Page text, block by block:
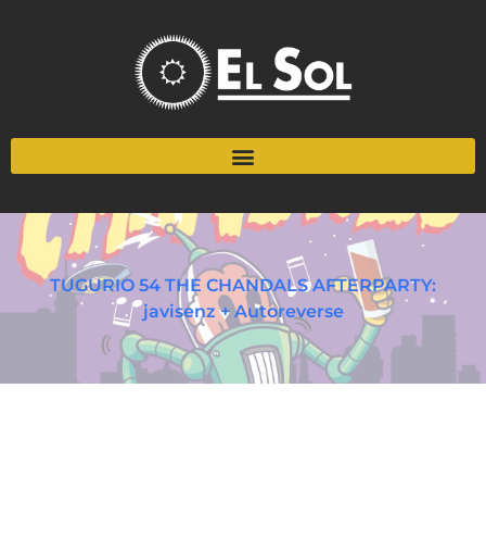
TUGURIO 54 THE CHANDALS AFTERPARTY:
javisenz + Autoreverse